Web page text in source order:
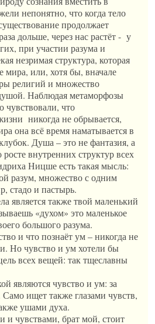
непонятно, что когда тело
продолжает
дольше, через нас растёт - у
при участии разума и
незримая структура, которая
мира, или, хотя бы, вначале
религий и множество
Наблюдая метаморфозы
чувствовали, что
никогда не обрывается,
она всё время наматывается в
Душа – это не фантазия, а
внутренних структур всех
Ницше есть такая мысль:
разум, множество с одним
стадо и пастырь.
является также твой маленький
«духом» это маленькое
большого разума.
и что познаёт ум – никогда не
Но чувство и ум хотели бы
всех вещей: так тщеславны
чувство и ум: за
ищет также глазами чувств,
ушами духа.
чувствами, брат мой, стоит